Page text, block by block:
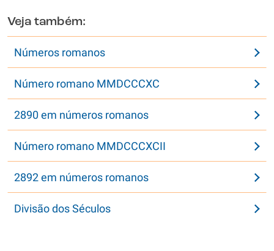
Veja também:
Números romanos
Número romano MMDCCCXC
2890 em números romanos
Número romano MMDCCCXCII
2892 em números romanos
Divisão dos Séculos